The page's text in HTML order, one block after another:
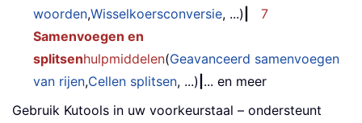
woorden,Wisselkoersconversie, ...)
7
Samenvoegen en
splitsenhulpmiddelen(Geavanceerd samenvoegen
van rijen,Cellen splitsen, ...) ... en meer
Gebruik Kutools in uw voorkeurstaal – ondersteunt